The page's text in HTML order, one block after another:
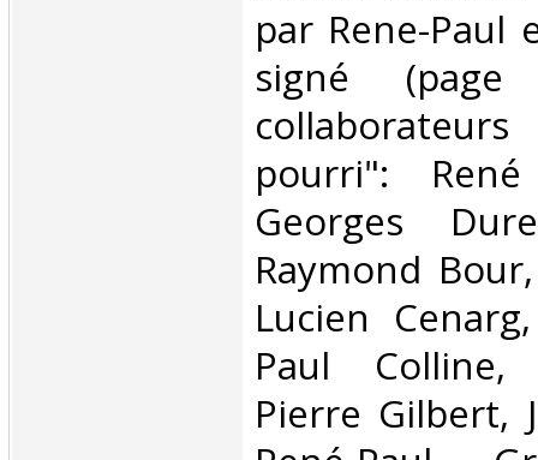
par Rene-Paul
signé
pourri":
Georges
Raymond
Lucien
Paul
Pierre Gilbert,